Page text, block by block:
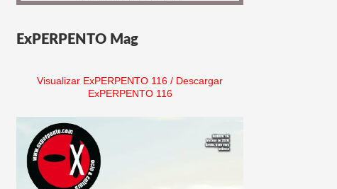
ExPERPENTO Mag
Visualizar ExPERPENTO 116 / Descargar
ExPERPENTO 116